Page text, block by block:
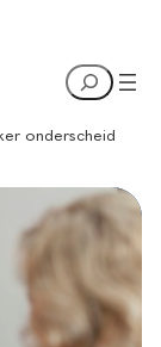
Search
onderscheid